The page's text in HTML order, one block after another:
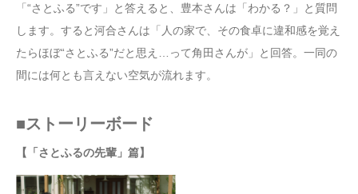
「“さとふる”です」と答えると、豊本さんは「わかる？」と質問
します。すると河合さんは「人の家で、その食卓に違和感を覚え
たらほぼ“さとふる”だと思え…って角田さんが」と回答。一同の
間には何とも言えない空気が流れます。
■ストーリーボード
【「さとふるの先輩」篇】